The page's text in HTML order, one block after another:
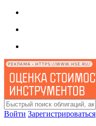
РЕКЛАМА • HTTPS://WWW.HSE.RU/
Войти Зарегистрироваться